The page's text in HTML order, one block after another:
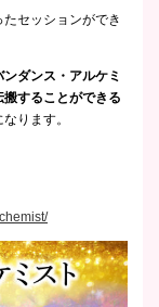
セッションができ
ンダンス・アルケミ
することができる
ります。